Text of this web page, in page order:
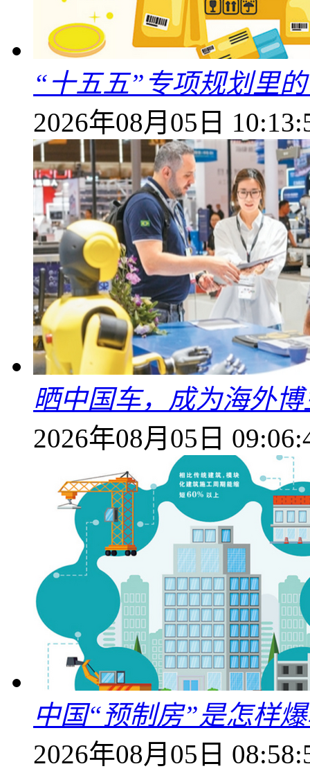
“十五五”专项规划里
2026年08月05日
晒中国车，成为海外
2026年08月05日
中国“预制房”是怎样
2026年08月05日